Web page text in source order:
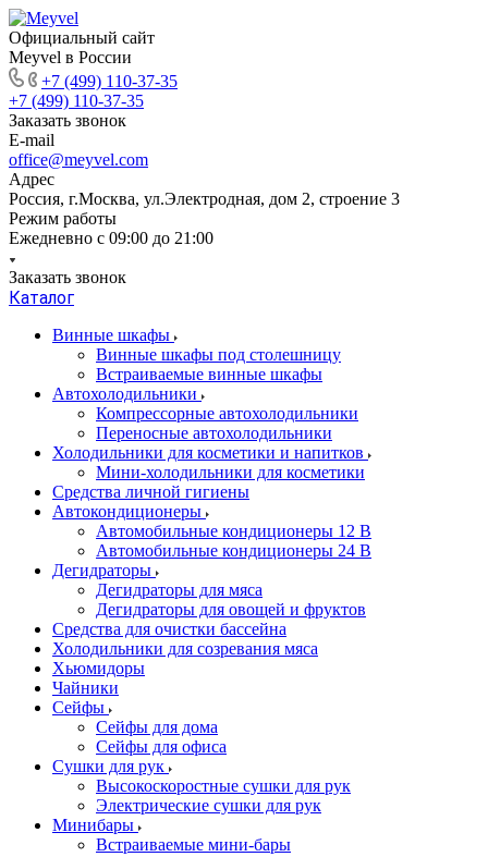
Официальный сайт
Meyvel в России
+7 (499) 110-37-35
+7 (499) 110-37-35
Заказать звонок
E-mail
office@meyvel.com
Адрес
Россия, г.Москва, ул.Электродная, дом 2, строение 3
Режим работы
Ежедневно с 09:00 до 21:00
Заказать звонок
Каталог
Винные шкафы
Винные шкафы под столешницу
Встраиваемые винные шкафы
Автохолодильники
Компрессорные автохолодильники
Переносные автохолодильники
Холодильники для косметики и напитков
Мини-холодильники для косметики
Cредства личной гигиены
Автокондиционеры
Автомобильные кондиционеры 12 В
Автомобильные кондиционеры 24 В
Дегидраторы
Дегидраторы для мяса
Дегидраторы для овощей и фруктов
Средства для очистки бассейна
Холодильники для созревания мяса
Хьюмидоры
Чайники
Сейфы
Сейфы для дома
Сейфы для офиса
Сушки для рук
Высокоскоростные сушки для рук
Электрические сушки для рук
Минибары
Встраиваемые мини-бары